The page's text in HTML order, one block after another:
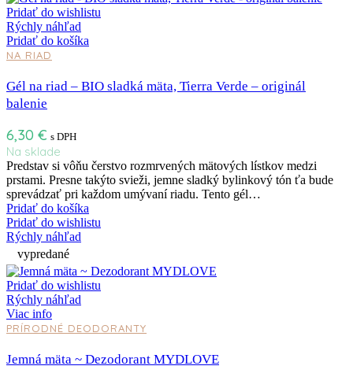
Pridať do wishlistu
Rýchly náhľad
Pridať do košíka
NA RIAD
Gél na riad – BIO sladká mäta, Tierra Verde – originál
balenie
6,30 € s DPH
Na sklade
Predstav si vôňu čerstvo rozmrvených mätových lístkov medzi
prstami. Presne takýto svieži, jemne sladký bylinkový tón ťa bude
sprevádzať pri každom umývaní riadu. Tento gél…
Pridať do košíka
Pridať do wishlistu
Rýchly náhľad
vypredané
Pridať do wishlistu
Rýchly náhľad
Viac info
PRÍRODNÉ DEODORANTY
Jemná mäta ~ Dezodorant MYDLOVE